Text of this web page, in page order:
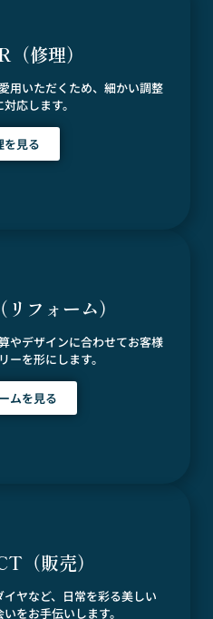
修理）
用いただくため、細かい調整
応します。
を見る
フォーム）
やデザインに合わせてお客様
ーを形にします。
ムを見る
（販売）
ヤなど、日常を彩る美しい
をお手伝いします。